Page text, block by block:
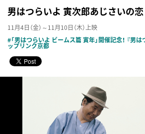
公開中の作品
近日公開の作品
COMING SOON
男はつらいよ 寅次郎あじさいの恋
11月4日（金）～11月10日（木）上映
#「男はつらいよ ビームス篇 寅年」開催記念！ 『男
ップリンク京都